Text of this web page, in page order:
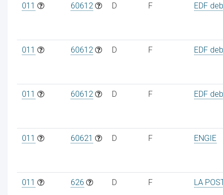
011 60612 D F EDF
011 60612 D F EDF
011 60612 D F EDF
011 60621 D F ENGIE
011 626 D F LA